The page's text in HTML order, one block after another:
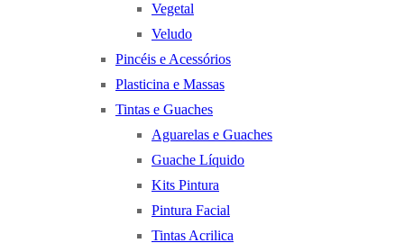
Vegetal
Veludo
Pincéis e Acessórios
Plasticina e Massas
Tintas e Guaches
Aguarelas e Guaches
Guache Líquido
Kits Pintura
Pintura Facial
Tintas Acrilica